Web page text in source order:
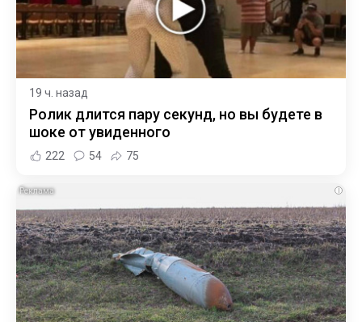
19 ч. назад
Ролик длится пару секунд, но вы будете в
шоке от увиденного
222 54 75
i